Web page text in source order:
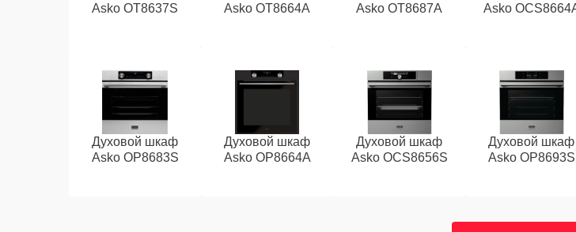
Asko OT8637S
Asko OT8664A
Asko OT8687A
Asko
Духовой шкаф
Asko OP8683S
Духовой шкаф
Asko OP8664A
Духовой шкаф
Asko OCS8656S
Духовой шкаф
Asko OP8693S